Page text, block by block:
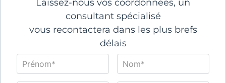
Laissez-nous vos coordonnées, un
consultant spécialisé
vous recontactera dans les plus brefs
délais